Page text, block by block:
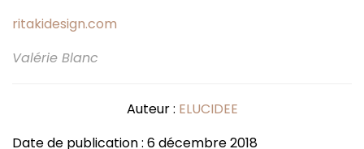
ritakidesign.com
Valérie Blanc
Auteur : ELUCIDEE
Date de publication : 6 décembre 2018